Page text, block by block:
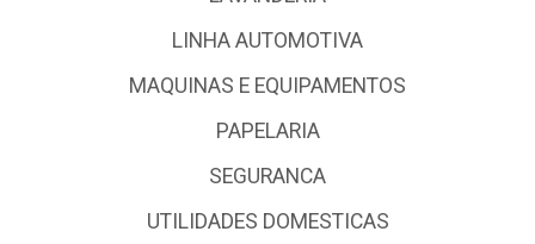
LINHA AUTOMOTIVA
MAQUINAS E EQUIPAMENTOS
PAPELARIA
SEGURANCA
UTILIDADES DOMESTICAS